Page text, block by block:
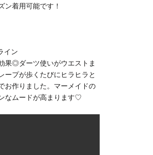
ン着用可能です！
イン
果◎ダーツ使いがウエストま
ープが歩くたびにヒラヒラと
お作りました。マーメイドの
なムードが高まります♡